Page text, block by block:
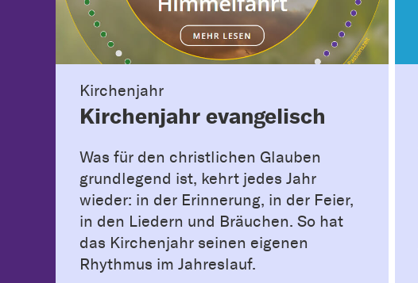
Kirchenjahr
Kirchenjahr evangelisch
Was für den christlichen Glauben
grundlegend ist, kehrt jedes Jahr
wieder: in der Erinnerung, in der Feier,
in den Liedern und Bräuchen. So hat
das Kirchenjahr seinen eigenen
Rhythmus im Jahreslauf.